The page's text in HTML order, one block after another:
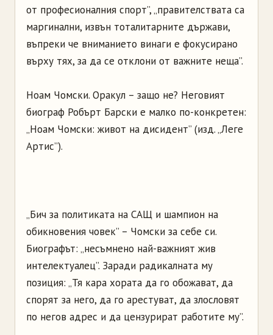
от професионалния спорт”, „правителствата са
маргинални, извън тоталитарните държави,
въпреки че вниманието винаги е фокусирано
върху тях, за да се отклони от важните неща”.
Ноам Чомски. Оракул – защо не? Неговият
биограф Робърт Барски е малко по-конкретен:
„Ноам Чомски: живот на дисидент” (изд. „Леге
Артис”).
„Бич за политиката на САЩ и шампион на
обикновения човек” – Чомски за себе си.
Биографът: „несъмнено най-важният жив
интелектуалец”. Заради радикалната му
позиция: „Тя кара хората да го обожават, да
спорят за него, да го арестуват, да злословят
по негов адрес и да цензурират работите му”.